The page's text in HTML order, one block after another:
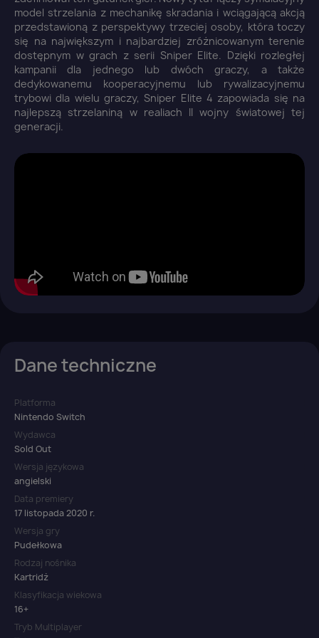
model strzelania z mechanikę skradania i wciągającą akcją
przedstawioną z perspektywy trzeciej osoby, która toczy
się na największym i najbardziej zróżnicowanym terenie
dostępnym w grach z serii Sniper Elite. Dzięki rozległej
kampanii dla jednego lub dwóch graczy, a także
dedykowanemu kooperacyjnemu lub rywalizacyjnemu
trybowi dla wielu graczy, Sniper Elite 4 zapowiada się na
najlepszą strzelaniną w realiach II wojny światowej tej
generacji.
Dane techniczne
Platforma
Nintendo Switch
Wydawca
Sold Out
Wersja językowa
angielski
Data premiery
17 listopada 2020 r.
Wersja gry
Pudełkowa
Rodzaj nośnika
Kartridż
Klasyfikacja wiekowa
16+
Tryb Multiplayer